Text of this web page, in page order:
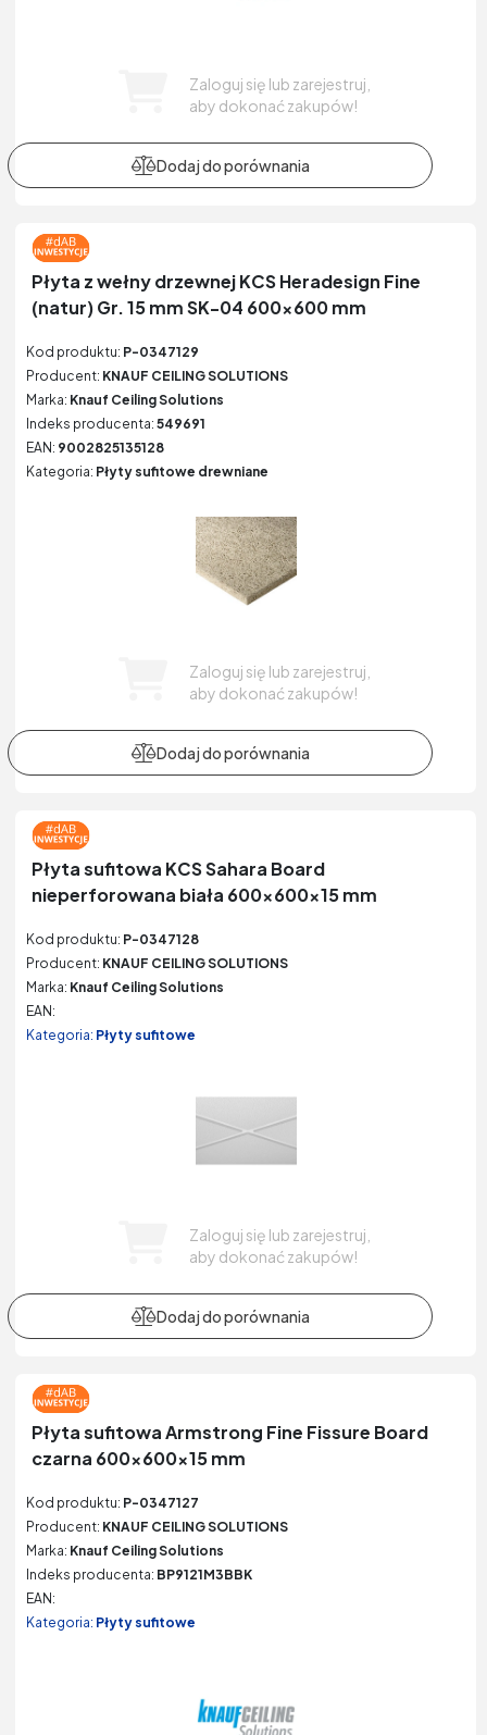
Zaloguj się lub zarejestruj,
aby dokonać zakupów!
Płyta z wełny drzewnej KCS Heradesign Fine
(natur) Gr. 15 mm SK-04 600x600 mm
Kod produktu: P-0347129
Producent: KNAUF CEILING SOLUTIONS
Marka: Knauf Ceiling Solutions
Indeks producenta: 549691
EAN: 9002825135128
Kategoria: Płyty sufitowe drewniane
Zaloguj się lub zarejestruj,
aby dokonać zakupów!
Płyta sufitowa KCS Sahara Board
nieperforowana biała 600x600x15 mm
Kod produktu: P-0347128
Producent: KNAUF CEILING SOLUTIONS
Marka: Knauf Ceiling Solutions
EAN:
Kategoria: Płyty sufitowe
Zaloguj się lub zarejestruj,
aby dokonać zakupów!
Płyta sufitowa Armstrong Fine Fissure Board
czarna 600x600x15 mm
Kod produktu: P-0347127
Producent: KNAUF CEILING SOLUTIONS
Marka: Knauf Ceiling Solutions
Indeks producenta: BP9121M3BBK
EAN:
Kategoria: Płyty sufitowe